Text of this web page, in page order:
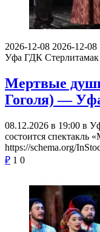
2026-12-08 2026-12-08
Уфа ГДК Стерлитамак
Мертвые
Гоголя) —
08.12.2026 в 19:00 в
состоится
https://schema.org/
₽ 1 0